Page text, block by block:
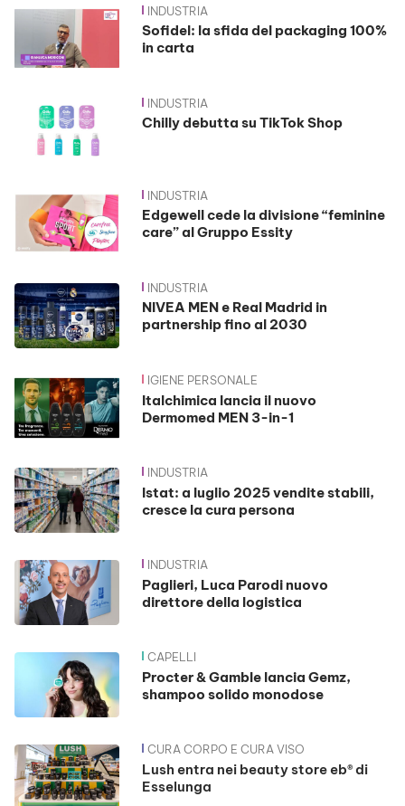
INDUSTRIA
Sofidel: la sfida del packaging 100%
in carta
INDUSTRIA
Chilly debutta su TikTok Shop
INDUSTRIA
Edgewell cede la divisione “feminine
care” al Gruppo Essity
INDUSTRIA
NIVEA MEN e Real Madrid in
partnership fino al 2030
IGIENE PERSONALE
Italchimica lancia il nuovo
Dermomed MEN 3-in-1
INDUSTRIA
Istat: a luglio 2025 vendite stabili,
cresce la cura persona
INDUSTRIA
Paglieri, Luca Parodi nuovo
direttore della logistica
CAPELLI
Procter & Gamble lancia Gemz,
shampoo solido monodose
CURA CORPO E CURA VISO
Lush entra nei beauty store eb® di
Esselunga